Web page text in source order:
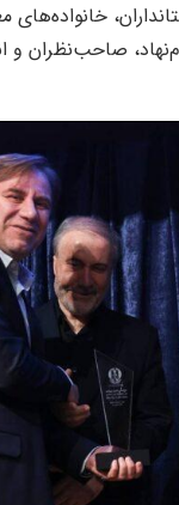
صاحب‌نظران و